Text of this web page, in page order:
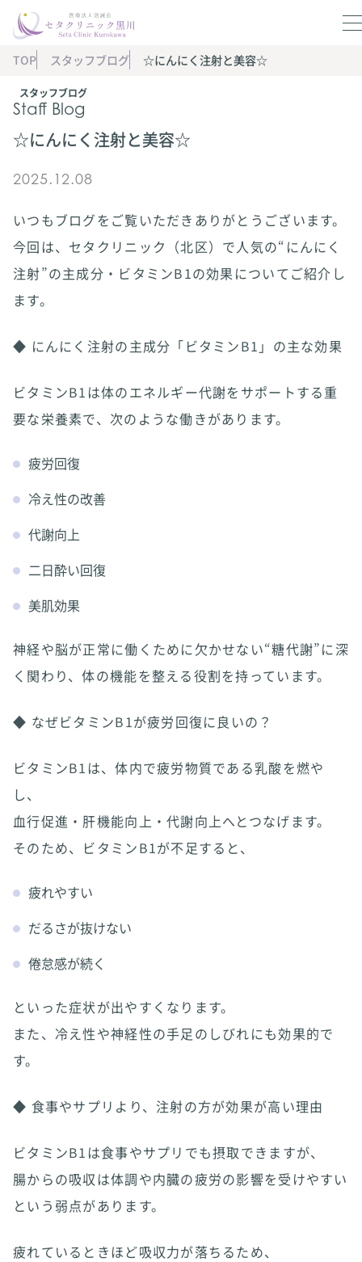
スタッフブログ
Staff Blog
TOP スタッフブログ ☆にんにく注射と美容☆
☆にんにく注射と美容☆
2025.12.08
いつもブログをご覧いただきありがとうございます。
今回は、セタクリニック（北区）で人気の“にんにく
注射”の主成分・ビタミンB1の効果についてご紹介し
ます。
◆ にんにく注射の主成分「ビタミンB1」の主な効果
ビタミンB1は体のエネルギー代謝をサポートする重
要な栄養素で、次のような働きがあります。
疲労回復
冷え性の改善
代謝向上
二日酔い回復
美肌効果
神経や脳が正常に働くために欠かせない“糖代謝”に深
く関わり、体の機能を整える役割を持っています。
◆ なぜビタミンB1が疲労回復に良いの？
ビタミンB1は、体内で疲労物質である乳酸を燃や
し、
血行促進・肝機能向上・代謝向上へとつなげます。
そのため、ビタミンB1が不足すると、
疲れやすい
だるさが抜けない
倦怠感が続く
といった症状が出やすくなります。
また、冷え性や神経性の手足のしびれにも効果的で
す。
◆ 食事やサプリより、注射の方が効果が高い理由
ビタミンB1は食事やサプリでも摂取できますが、
腸からの吸収は体調や内臓の疲労の影響を受けやすい
という弱点があります。
疲れているときほど吸収力が落ちるため、